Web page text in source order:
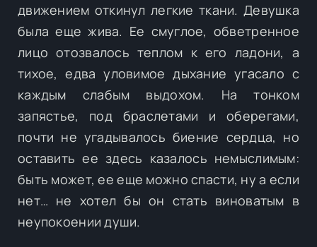
движением откинул легкие ткани. Девушка
была еще жива. Ее смуглое, обветренное
лицо отозвалось теплом к его ладони, а
тихое, едва уловимое дыхание угасало с
каждым слабым выдохом. На тонком
запястье, под браслетами и оберегами,
почти не угадывалось биение сердца, но
оставить ее здесь казалось немыслимым:
быть может, ее еще можно спасти, ну а если
нет… не хотел бы он стать виноватым в
неупокоении души.